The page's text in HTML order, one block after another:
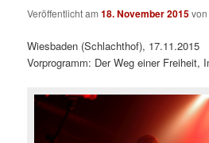
Veröffentlicht am18. November 2015
Wiesbaden (Schlachthof), 17.11.2015
Vorprogramm: Der Weg einer Freiheit,